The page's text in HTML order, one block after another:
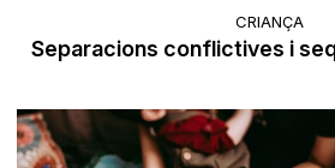
CRIANÇA
Separacions conflictives i